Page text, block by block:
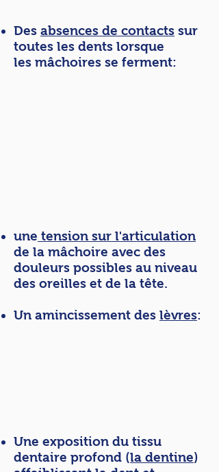
Des absences de contacts sur
toutes les dents lorsque
les mâchoires se ferment:
une tension sur l'articulation
de la mâchoire avec des
douleurs possibles au niveau
des oreilles et de la tête.
Un amincissement des lèvres:
Une exposition du tissu
dentaire profond (la dentine)